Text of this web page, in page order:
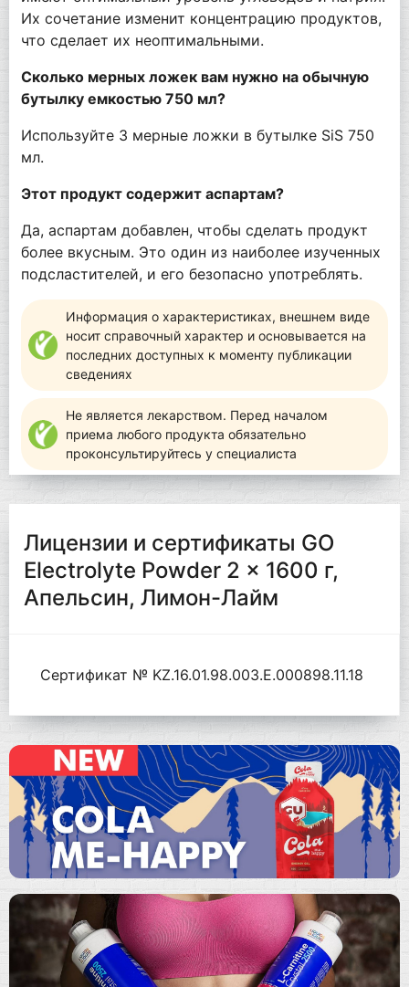
Их сочетание изменит концентрацию продуктов,
что сделает их неоптимальными.
Сколько мерных ложек вам нужно на обычную
бутылку емкостью 750 мл?
Используйте 3 мерные ложки в бутылке SiS 750
мл.
Этот продукт содержит аспартам?
Да, аспартам добавлен, чтобы сделать продукт
более вкусным. Это один из наиболее изученных
подсластителей, и его безопасно употреблять.
Информация о характеристиках, внешнем виде
носит справочный характер и основывается на
последних доступных к моменту публикации
сведениях
Не является лекарством. Перед началом
приема любого продукта обязательно
проконсультируйтесь у специалиста
Лицензии и сертификаты GO
Electrolyte Powder 2 x 1600 г,
Апельсин, Лимон-Лайм
Сертификат № KZ.16.01.98.003.Е.000898.11.18